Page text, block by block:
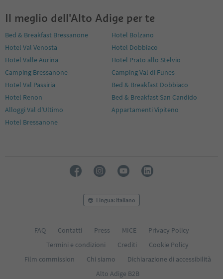
Il meglio dell'Alto Adige per te
Bed & Breakfast Bressanone
Hotel Bolzano
Hotel Val Venosta
Hotel Dobbiaco
Hotel Valle Aurina
Hotel Prato allo Stelvio
Camping Bressanone
Camping Val di Funes
Hotel Val Passiria
Bed & Breakfast Dobbiaco
Hotel Renon
Bed & Breakfast San Candido
Alloggi Val d'Ultimo
Appartamenti Vipiteno
Hotel Bressanone
Lingua: Italiano
FAQ Contatti Press MICE
Privacy Policy
Termini e condizioni
Crediti
Cookie Policy
Film commission
Chi siamo
Dichiarazione di accessibilità
Alto Adige B2B